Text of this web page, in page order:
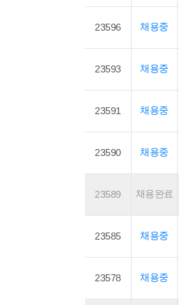
23596 채용중
23593 채용중
23591 채용중
23590 채용중
23589 채용완료
23585 채용중
23578 채용중